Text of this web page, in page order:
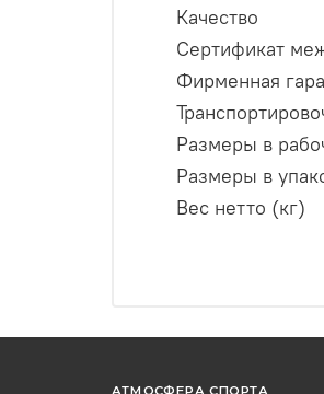
Качество
Сертификат
Фирменная
Размеры в
Размеры в
Вес нетто (кг)